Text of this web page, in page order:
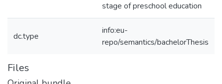
stage of preschool education
dc.type
info:eu-
repo/semantics/bachelorThesis
Files